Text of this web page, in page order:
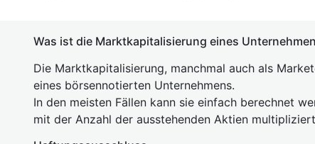
Was ist die Marktkapitalisierung eines
Die Marktkapitalisierung, manchmal auch als
eines börsennotierten Unternehmens.
In den meisten Fällen kann sie einfach berechnet
mit der Anzahl der ausstehenden Aktien